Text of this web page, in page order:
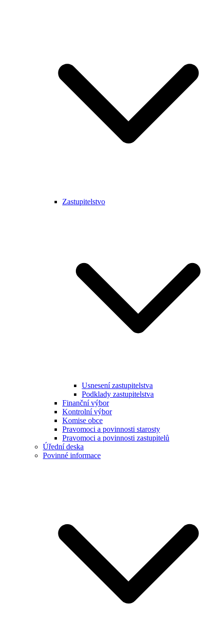
Zastupitelstvo
Usnesení zastupitelstva
Podklady zastupitelstva
Finanční výbor
Kontrolní výbor
Komise obce
Pravomoci a povinnosti starosty
Pravomoci a povinnosti zastupitelů
Úřední deska
Povinné informace